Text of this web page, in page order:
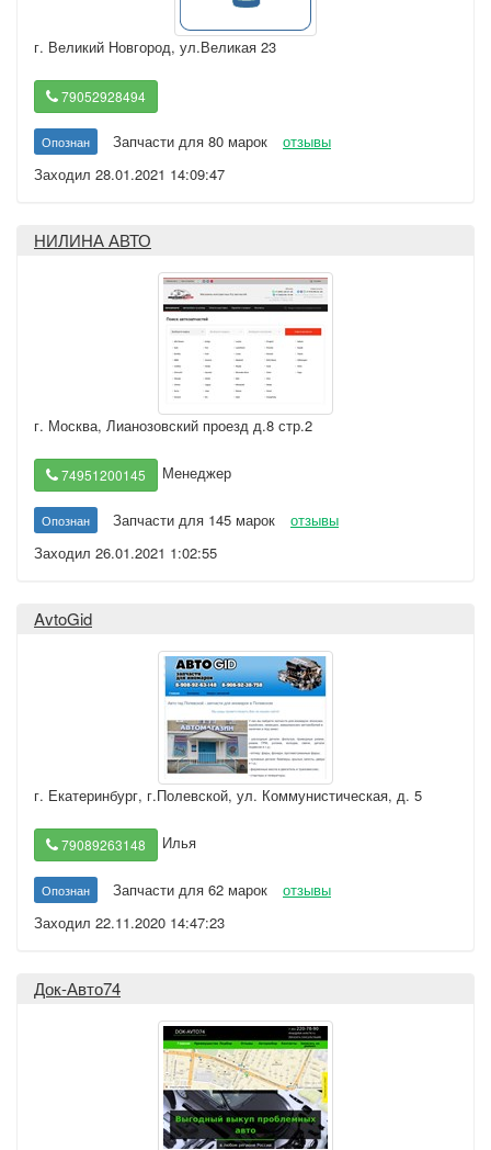
г. Великий Новгород, ул.Великая 23
79052928494
Опознан Запчасти для 80 марок
отзывы
Заходил 28.01.2021 14:09:47
НИЛИНА АВТО
г. Москва, Лианозовский проезд д.8 стр.2
74951200145 Менеджер
Опознан Запчасти для 145 марок
отзывы
Заходил 26.01.2021 1:02:55
AvtoGid
г. Екатеринбург, г.Полевской, ул. Коммунистическая, д. 5
79089263148 Илья
Опознан Запчасти для 62 марок
отзывы
Заходил 22.11.2020 14:47:23
Док-Авто74